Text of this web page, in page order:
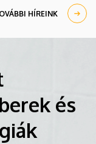
illetve aHÍREINK
és